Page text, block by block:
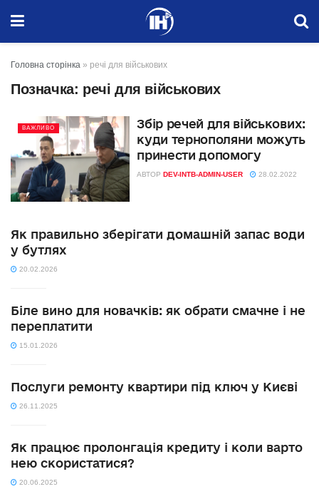
Головна сторінка » речі для військових
Позначка: речі для військових
ВАЖЛИВО
Збір речей для військових:
куди тернополяни можуть
принести допомогу
АВТОР DEV-INTB-ADMIN-USER 28.02.2022
Як правильно зберігати домашній запас води
у бутлях
20.02.2026
Біле вино для новачків: як обрати смачне і не
переплатити
15.01.2026
Послуги ремонту квартири під ключ у Києві
26.11.2025
Як працює пролонгація кредиту і коли варто
нею скористатися?
20.06.2025